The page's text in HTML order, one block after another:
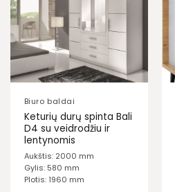
Biuro baldai
Keturių durų spinta Bali
D4 su veidrodžiu ir
lentynomis
Aukštis: 2000 mm
Gylis: 580 mm
Plotis: 1960 mm